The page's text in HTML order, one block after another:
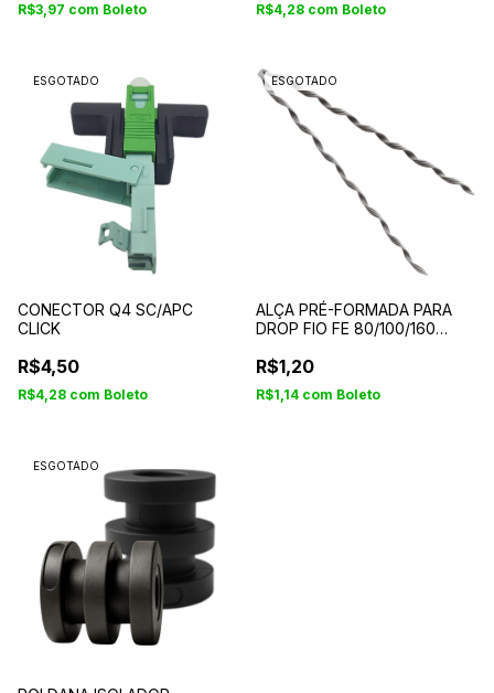
R$3,97 com Boleto R$4,28 com Boleto
ESGOTADO
CONECTOR Q4 SC/APC
CLICK
R$4,50
R$4,28 com Boleto
ESGOTADO
ALÇA PRÉ-FORMADA PARA
DROP FIO FE 80/100/160
R$1,20
R$1,14 com Boleto
ESGOTADO